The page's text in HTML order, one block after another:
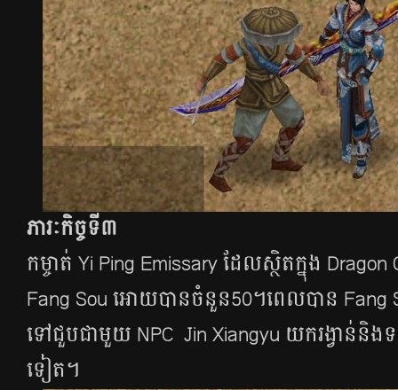
ភារៈកិច្ចទី៣
កម្ចាត់ ​Yi Ping Emissary ដែលស្ថិតក្នុង
Fang Sou អោយ​បាន​ចំនួន​50។ពេល​បាន​​
ទៅជួប​ជា​មួយ​​ NPC Jin Xiangyu​ យក​រង្វាន់​និង​
ទៀត​។